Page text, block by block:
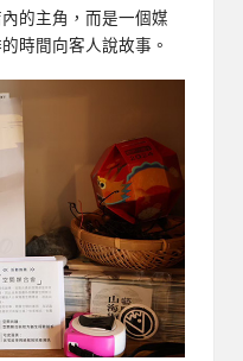
的主角，而是一個媒
時間向客人說故事。